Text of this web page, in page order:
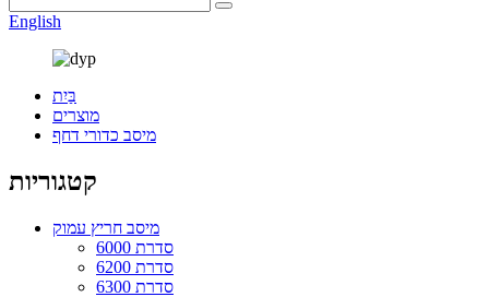
English
בַּיִת
מוצרים
מיסב כדורי דחף
קטגוריות
מיסב חריץ עמוק
סדרת 6000
סדרת 6200
סדרת 6300